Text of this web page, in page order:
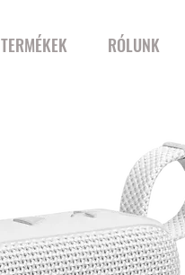
TERMÉKEK RÓLUNK